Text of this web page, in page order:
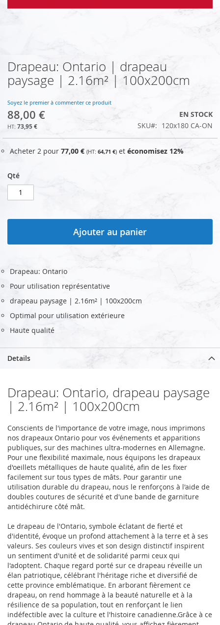
Skip
to
the
of
the
images
gallery
Drapeau: Ontario | drapeau
paysage | 2.16m² | 100x200cm
Soyez le premier à commenter ce produit
88,00 €
73,95 €
EN STOCK
SKU
120x180 CA-ON
Acheter 2 pour 77,00 € 64,71 € et économisez 12%
Qté
Ajouter au panier
Drapeau: Ontario
Pour utilisation représentative
drapeau paysage | 2.16m² | 100x200cm
Optimal pour utilisation extérieure
Haute qualité
Details
Drapeau: Ontario, drapeau paysage
| 2.16m² | 100x200cm
Conscients de l'importance de votre image, nous imprimons
nos drapeaux Ontario pour vos événements et apparitions
publiques, sur des machines ultra-modernes en Allemagne.
Pour une flexibilité maximale, nous équipons les drapeaux
d'oeillets métalliques de haute qualité, afin de les fixer
facilement sur tous types de mâts. Pour garantir une
utilisation durable du drapeau, nous le renforçons à l'aide de
doubles coutures de sécurité et d'une bande de garniture
antidéchirure côté mât.
Le drapeau de l'Ontario, symbole éclatant de fierté et
d'identité, évoque un profond attachement à la terre et à ses
valeurs. Ses couleurs vives et son design distinctif inspirent
un sentiment d'unité et de solidarité parmi ceux qui
l'adoptent. Chaque regard porté sur ce drapeau réveille un
élan patriotique, célébrant l'héritage riche et diversifié de
cette province emblématique. En arborant fièrement ce
drapeau, on rend hommage à la beauté naturelle et à la
résilience de sa population, tout en renforçant le lien
indéfectible avec la culture et l'histoire canadienne.Grâce à ce